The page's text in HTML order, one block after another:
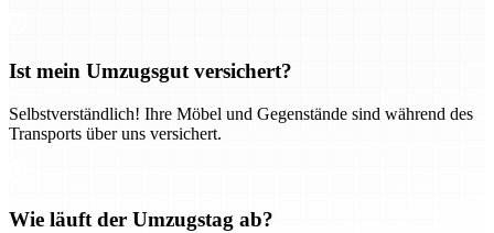
Ist mein Umzugsgut versichert?
Selbstverständlich! Ihre Möbel und Gegenstände sind während des
Transports über uns versichert.
Wie läuft der Umzugstag ab?